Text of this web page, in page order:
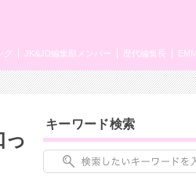
歴代編集長
JK&JD編集部メンバー
グ
キーワード検索